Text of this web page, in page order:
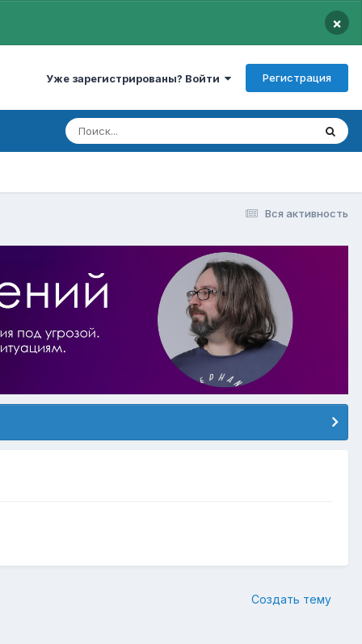
×
Уже зарегистрированы? Войти Регистрация
Вся активность
Создать тему